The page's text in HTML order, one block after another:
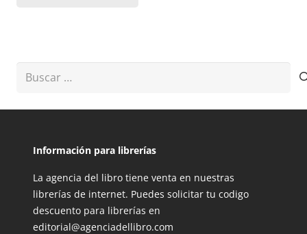
Buscar:
Información para librerías
La agencia del libro tiene venta en nuestras
librerías de internet. Puedes solicitar tu codigo
descuento para librerías en
editorial@agenciadellibro.com